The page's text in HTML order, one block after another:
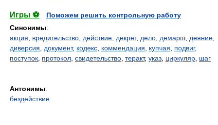
Игры ⚽
Поможем решить контрольную работу
Синонимы:
акция
вредительство действие декрет, дело демарш деяние
диверсия
документ, кодекс коммендация купчая подвиг,
поступок протокол свидетельство теракт, указ циркуляр шаг
Антонимы:
бездействие